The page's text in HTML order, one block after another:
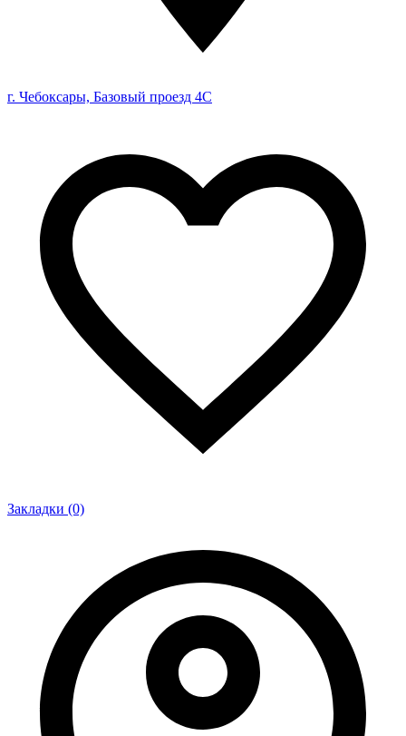
г. Чебоксары, Базовый проезд 4С
Закладки (0)